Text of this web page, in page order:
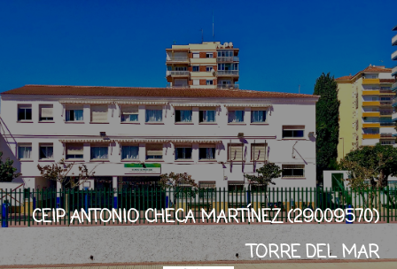
CEIP ANTONIO CHECA MARTÍNEZ (29009570)
TORRE DEL MAR